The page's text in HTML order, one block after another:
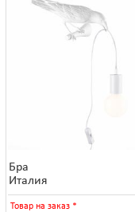
Бра
Италия
Товар на заказ *